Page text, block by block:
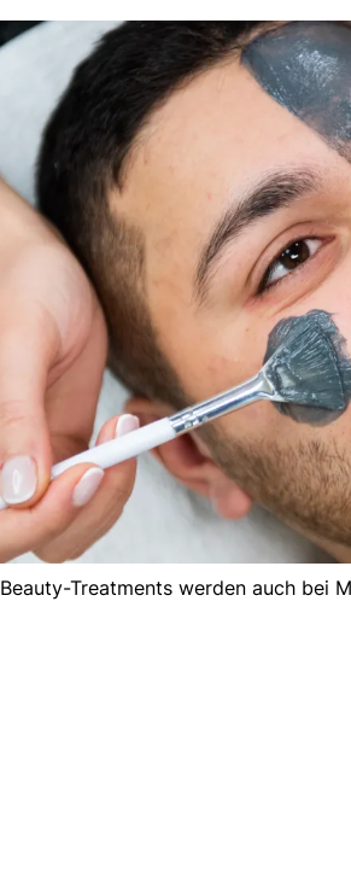
Beauty-Treatments werden auch bei